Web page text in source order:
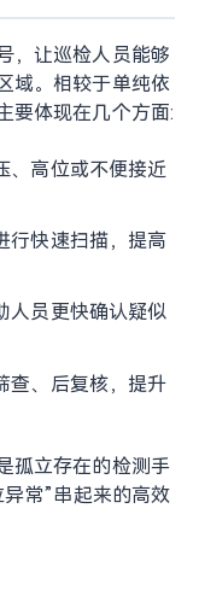
员快速定位
，让巡检人员能够
域。相较于单纯依
要体现在几个方面:
高位或不便接近
员更快确认疑似
查、后复核，提升